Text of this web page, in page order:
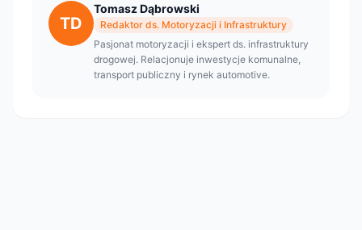
TD
Tomasz Dąbrowski
Redaktor ds. Motoryzacji i Infrastruktury
Pasjonat motoryzacji i ekspert ds. infrastruktury
drogowej. Relacjonuje inwestycje komunalne,
transport publiczny i rynek automotive.